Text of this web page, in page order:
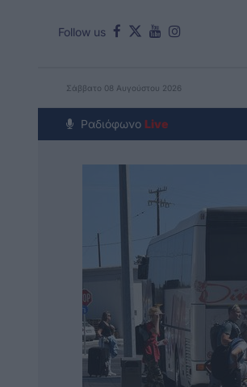
Follow us
Σάββατο 08 Αυγούστου 2026
Ραδιόφωνο Live